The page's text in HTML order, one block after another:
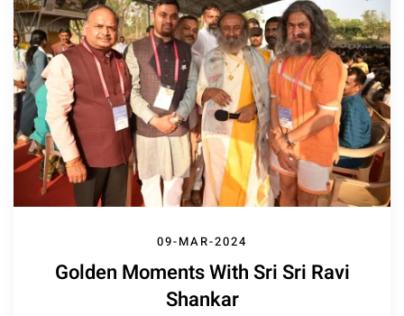
09-MAR-2024
Golden Moments With Sri Sri Ravi
Shankar